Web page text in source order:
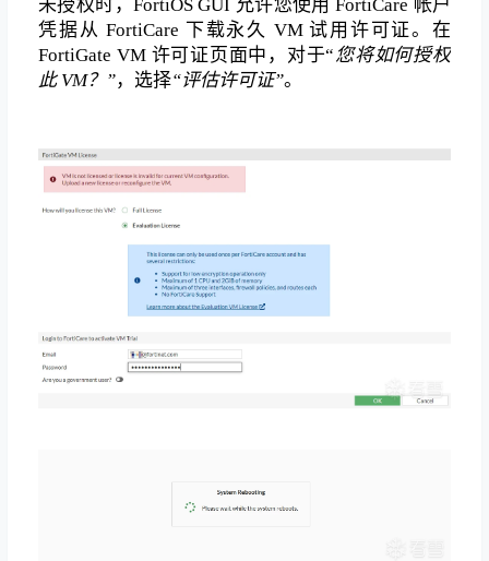
未授权时，FortiOS GUI 允许您使用 FortiCare 帐户
凭据从 FortiCare 下载永久 VM 试用许可证。在
FortiGate VM 许可证页面中，对于“ 您将如何授权
此 VM？”，选择“评估许可证”。